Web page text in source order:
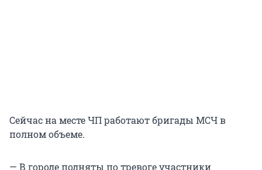
Сейчас на месте ЧП работают бригады МСЧ в
полном объеме.
— В городе подняты по тревоге участники